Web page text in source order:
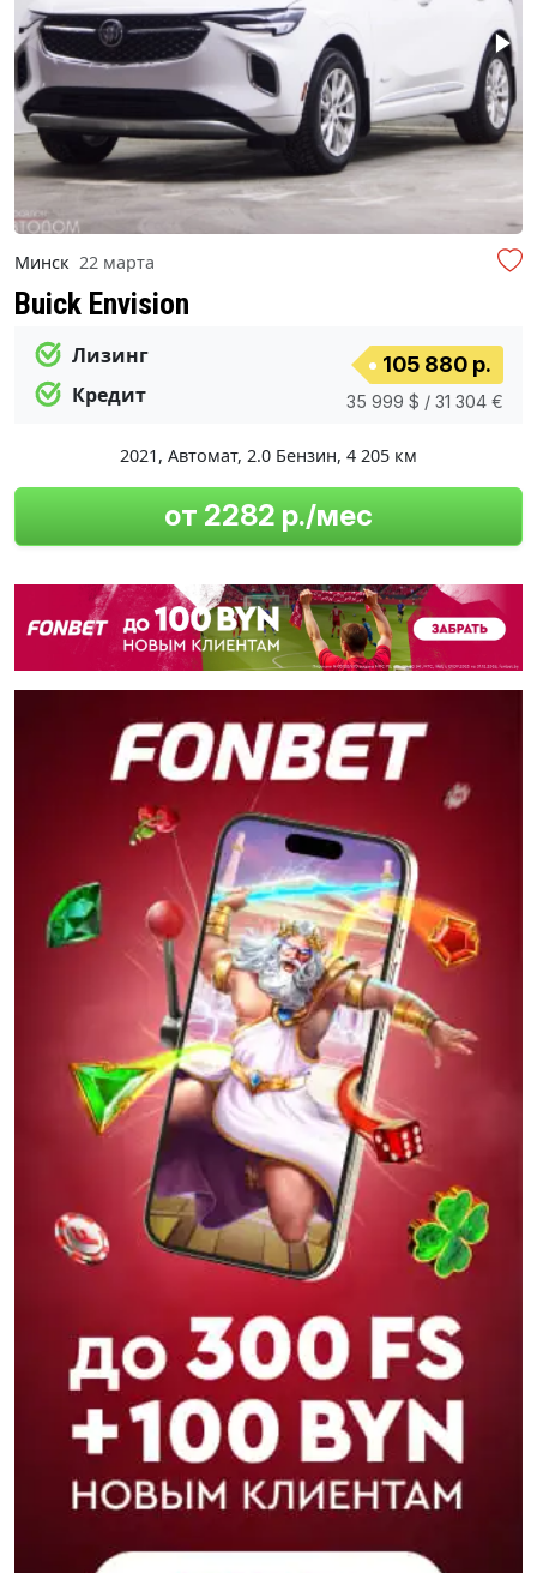
Минск 22 марта
Buick Envision
Лизинг
Кредит
105 880 р.
35 999 $ / 31 304 €
2021, Автомат, 2.0 Бензин, 4 205 км
от 2282 р./мес